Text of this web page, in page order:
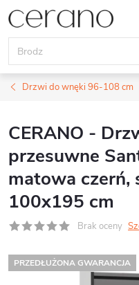
Przejść
do
treści
Drzwi do wnęki 96-108 cm
CERANO -
przesuwne
matowa czerń,
100x195 cm
Brak oceny
PRZEDŁUŻONA GWARANCJA